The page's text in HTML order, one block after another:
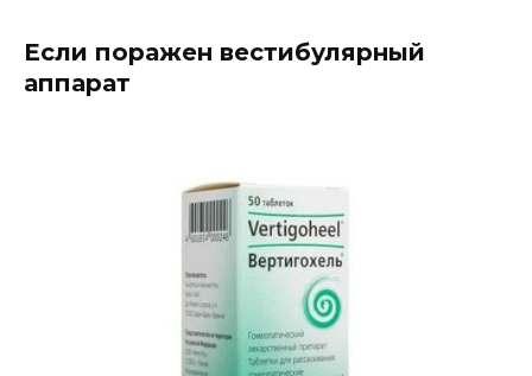
Если поражен вестибулярный
аппарат